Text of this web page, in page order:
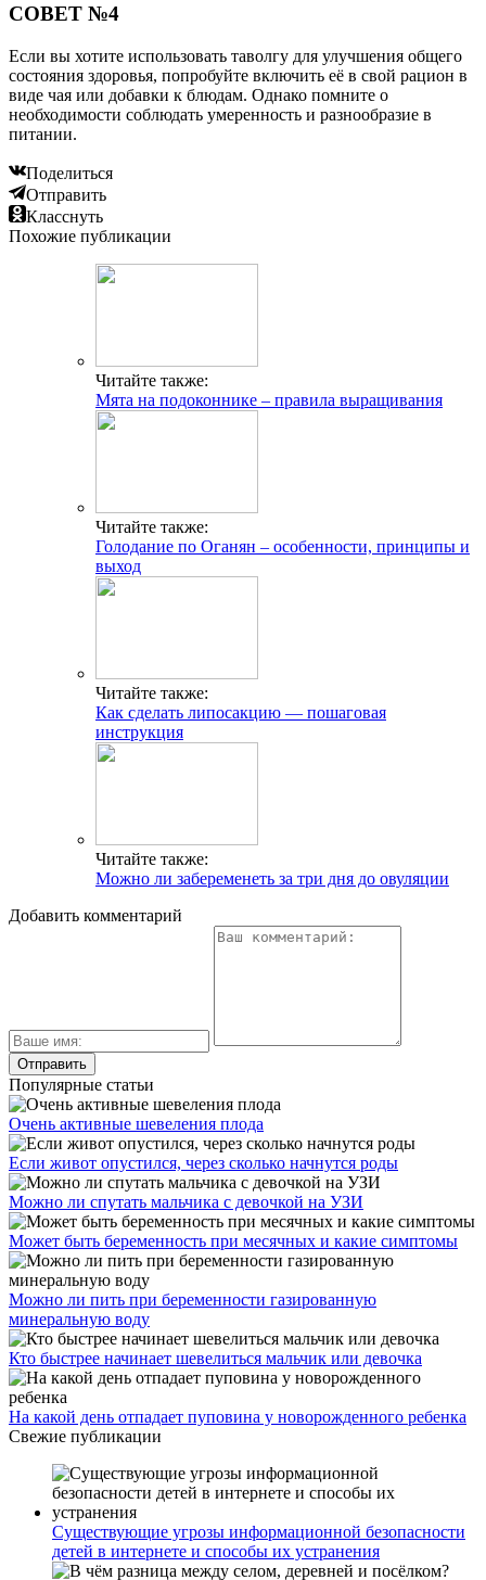
СОВЕТ №4
Если вы хотите использовать таволгу для улучшения общего
состояния здоровья, попробуйте включить её в свой рацион в
виде чая или добавки к блюдам. Однако помните о
необходимости соблюдать умеренность и разнообразие в
питании.
Поделиться
Отправить
Класснуть
Похожие публикации
Читайте также:
Мята на подоконнике – правила выращивания
Читайте также:
Голодание по Оганян – особенности, принципы и
выход
Читайте также:
Как сделать липосакцию — пошаговая
инструкция
Читайте также:
Можно ли забеременеть за три дня до овуляции
Добавить комментарий
Популярные статьи
Очень активные шевеления плода
Если живот опустился, через сколько начнутся роды
Можно ли спутать мальчика с девочкой на УЗИ
Может быть беременность при месячных и какие симптомы
Можно ли пить при беременности газированную
минеральную воду
Кто быстрее начинает шевелиться мальчик или девочка
На какой день отпадает пуповина у новорожденного ребенка
Свежие публикации
Существующие угрозы информационной безопасности
детей в интернете и способы их устранения